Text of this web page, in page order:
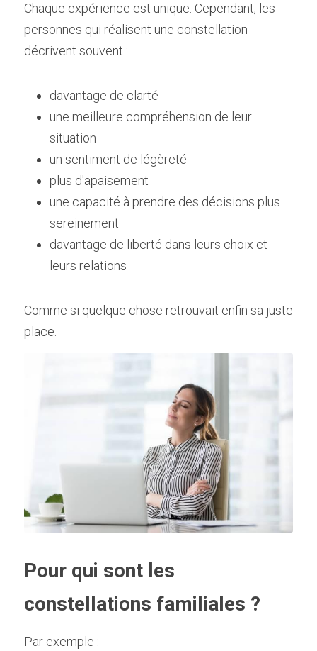
Chaque expérience est unique. Cependant, les
personnes qui réalisent une constellation
décrivent souvent :
davantage de clarté
une meilleure compréhension de leur
situation
un sentiment de légèreté
plus d'apaisement
une capacité à prendre des décisions plus
sereinement
davantage de liberté dans leurs choix et
leurs relations
Comme si quelque chose retrouvait enfin sa juste
place.
Pour qui sont les
constellations familiales ?
Par exemple :